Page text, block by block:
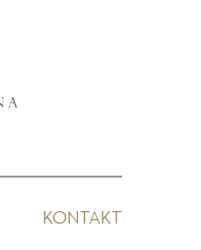
KONTAKT